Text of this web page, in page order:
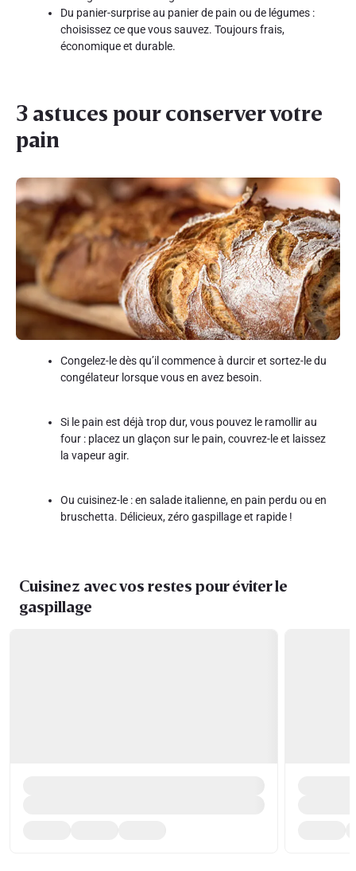
Du panier-surprise au panier de pain ou de légumes :
choisissez ce que vous sauvez. Toujours frais,
économique et durable.
3 astuces pour conserver votre
pain
Congelez-le dès qu’il commence à durcir et sortez-le du
congélateur lorsque vous en avez besoin.
Si le pain est déjà trop dur, vous pouvez le ramollir au
four : placez un glaçon sur le pain, couvrez-le et laissez
la vapeur agir.
Ou cuisinez-le : en salade italienne, en pain perdu ou en
bruschetta. Délicieux, zéro gaspillage et rapide !
Cuisinez avec vos restes pour éviter le
gaspillage